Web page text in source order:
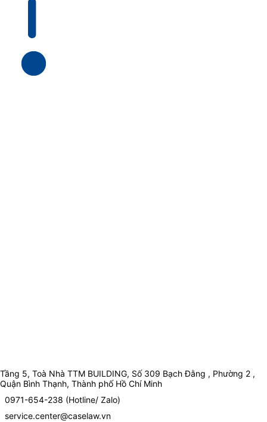
Tầng 5, Toà Nhà TTM BUILDING, Số 309 Bạch Đằng , Phường 2 ,
Quận Bình Thạnh, Thành phố Hồ Chí Minh
0971-654-238 (Hotline/ Zalo)
service.center@caselaw.vn